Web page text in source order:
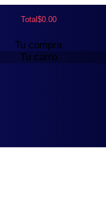
Total$0.00
Tu compra
Tu carro